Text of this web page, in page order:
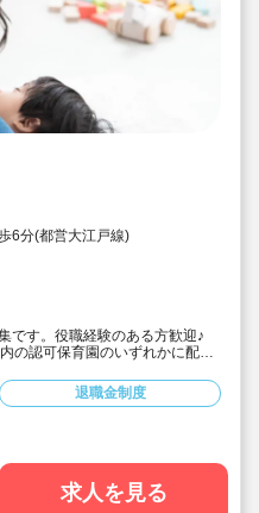
6分(都営大江戸線)
です。役職経験のある方歓迎♪
の認可保育園のいずれかに配属
2ヶ月と好待遇☆
当あり
リアを積みながらしっかりお
ートと両立しやすい環境です♪
人間関係を大切にしています。
方やブランクのある方もご安心
退職金制度
求人を見る